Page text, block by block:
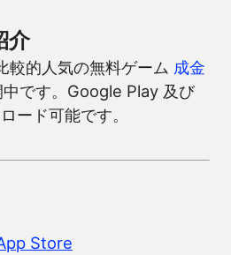
介
較的人気の無料ゲーム 成金
中です。Google Play 及び
ード可能です。
Store